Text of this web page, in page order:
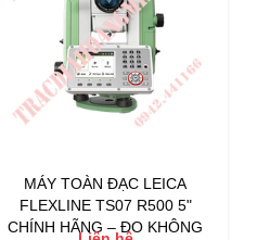
MÁY TOÀN ĐẠC LEICA
FLEXLINE TS07 R500 5"
CHÍNH HÃNG – ĐO KHÔNG